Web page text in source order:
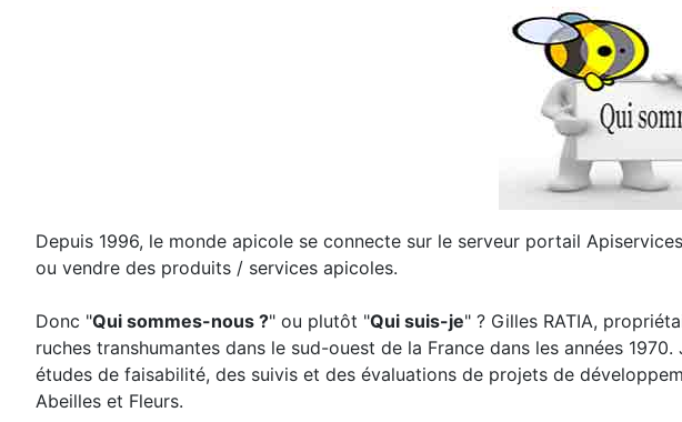
Depuis 1996, le monde apicole se connecte sur le serveur portail
ou vendre des produits / services apicoles.
Donc "Qui sommes-nous ?" ou plutôt "Qui suis-je" ? Gilles RATIA,
ruches transhumantes dans le sud-ouest de la France dans les années
études de faisabilité, des suivis et des évaluations de projets de
Abeilles et Fleurs.